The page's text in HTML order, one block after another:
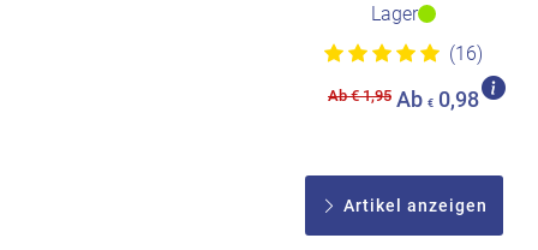
Lager
(16)
Ab € 1,95 Ab € 0,98
Artikel anzeigen